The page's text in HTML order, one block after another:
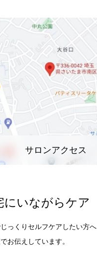
サロンアクセス
にいながらケア
っくりセルフケアしたい方へ
お伝えしています。